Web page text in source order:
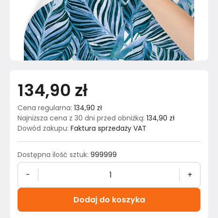
134,90 zł
Cena regularna: 134,90 zł
Najniższa cena z 30 dni przed obniżką: 134,90 zł
Dowód zakupu: Faktura sprzedaży VAT
Dostępna ilość sztuk: 999999
- +
Dodaj do koszyka